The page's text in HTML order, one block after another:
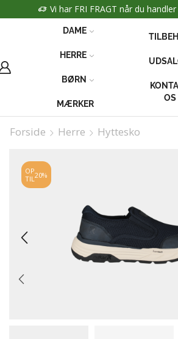
Vi har FRI FRAGT når du
DAME
HERRE
BØRN
MÆRKER
OS
Forside Herre Hyttesko
OP
TIL20%